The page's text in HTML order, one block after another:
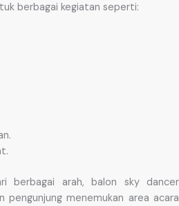
berbagai kegiatan seperti:
berbagai arah, balon sky dancer
menemukan area acara